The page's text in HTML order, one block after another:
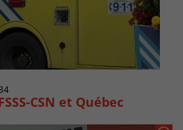
CSN et Québec